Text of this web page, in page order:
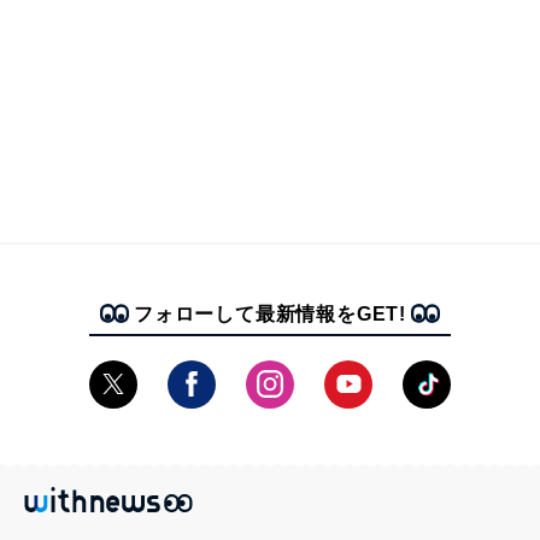
フォローして最新情報をGET!